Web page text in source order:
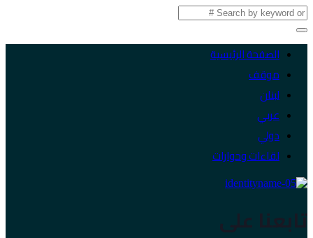
الصفحة الرئيسية
موقف
لبنان
عربي
دولي
لقاءات وحوارات
تابعنا على